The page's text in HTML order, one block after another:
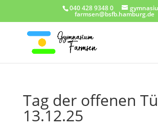
040 428 9348 0
farmsen@bsfb.hamburg.de
Tag der offenen
13.12.25